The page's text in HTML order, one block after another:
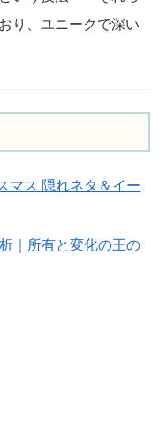
り、ユニークで深い
マス 隠れネタ＆イー
｜所有と変化の王の